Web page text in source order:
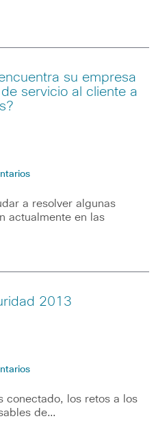
su empresa
servicio al cliente a
a resolver algunas
actualmente en las
2013
conectado, los retos a los
de…